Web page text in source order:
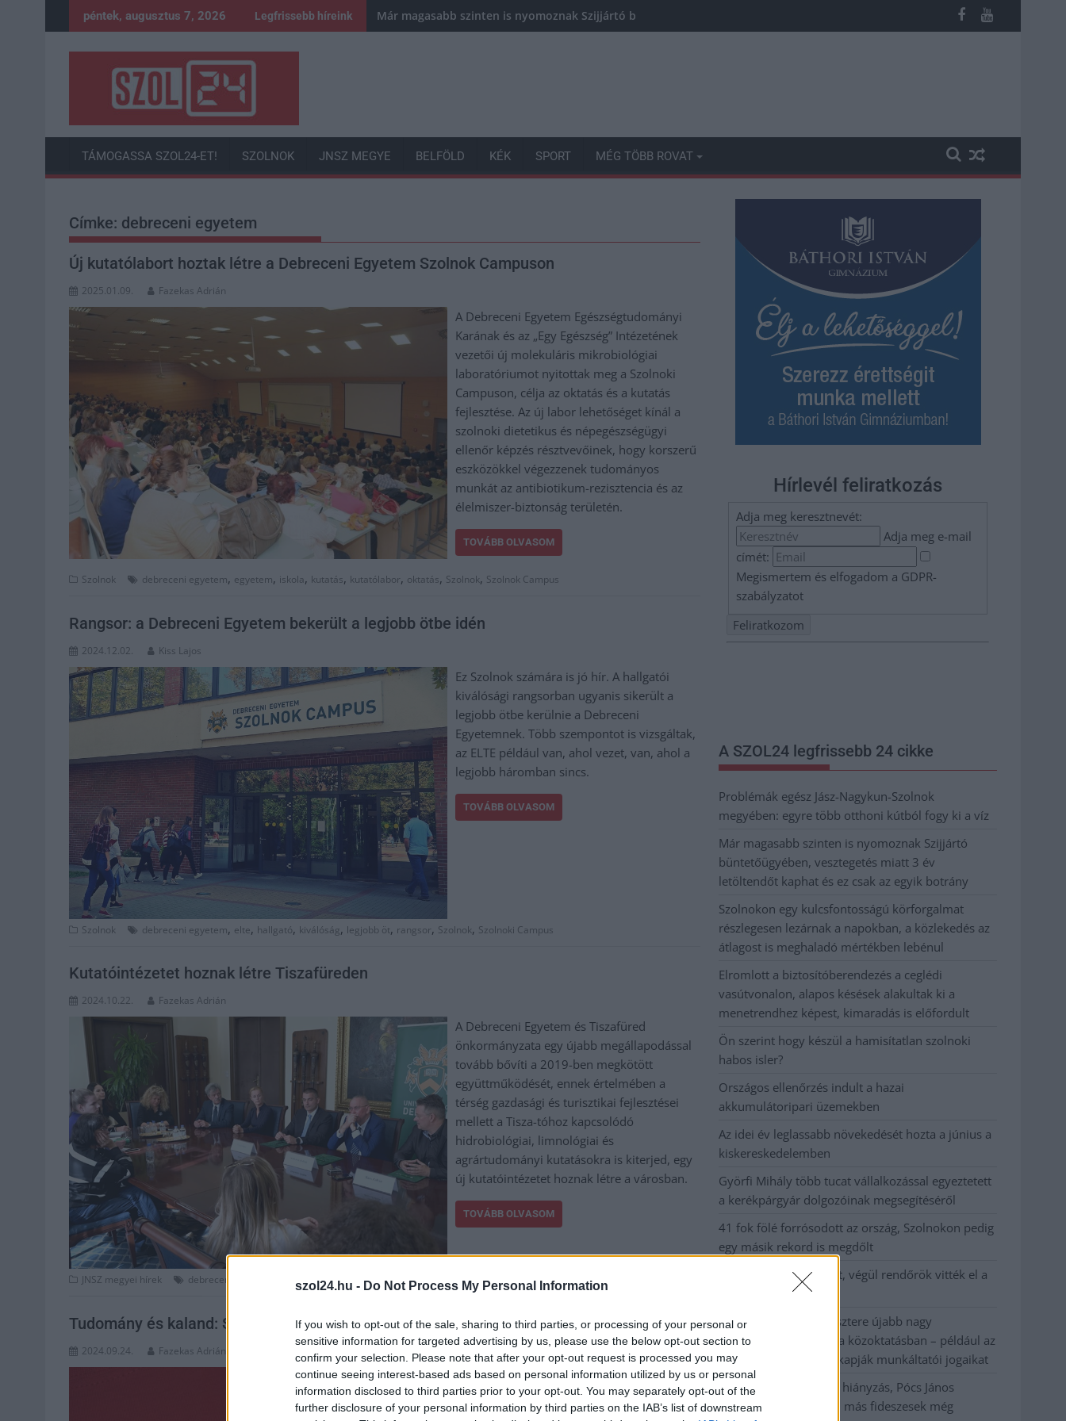
szol24.hu - Do Not Process My Personal Information
If you wish to opt-out of the sale, sharing to third parties, or processing of your personal or
sensitive information for targeted advertising by us, please use the below opt-out section to
confirm your selection. Please note that after your opt-out request is processed you may
continue seeing interest-based ads based on personal information utilized by us or personal
information disclosed to third parties prior to your opt-out. You may separately opt-out of the
further disclosure of your personal information by third parties on the IAB’s list of downstream
to
péntek, augusztus 7, 2026 Legfrissebb híreink Már magasabb szinten is nyomoznak Szijjártó büntetőügyében, vesztegetés miatt 3 év letöltendőt kaphat és ez csak az egyik
TÁMOGASSA SZOL24-ET! SZOLNOK JNSZ MEGYE BELFÖLD KÉK SPORT MÉG TÖBB ROVAT
Címke: debreceni egyetem
Új kutatólabort hoztak létre a Debreceni Egyetem Szolnok Campuson
2025.01.09. Fazekas Adrián
A Debreceni Egyetem Egészségtudományi
Karának és az „Egy Egészség” Intézetének
vezetői új molekuláris mikrobiológiai
laboratóriumot nyitottak meg a Szolnoki
Campuson, célja az oktatás és a kutatás
fejlesztése. Az új labor lehetőséget kínál a
szolnoki dietetikus és népegészségügyi
ellenőr képzés résztvevőinek, hogy korszerű
eszközökkel végezzenek tudományos
munkát az antibiotikum-rezisztencia és az
élelmiszer-biztonság területén.
TOVÁBB OLVASOM
Szolnok debreceni egyetem, egyetem, iskola, kutatás, kutatólabor, oktatás, Szolnok, Szolnok Campus
Rangsor: a Debreceni Egyetem bekerült a legjobb ötbe idén
2024.12.02. Kiss Lajos
Ez Szolnok számára is jó hír. A hallgatói
kiválósági rangsorban ugyanis sikerült a
legjobb ötbe kerülnie a Debreceni
Egyetemnek. Több szempontot is vizsgáltak,
az ELTE például van, ahol vezet, van, ahol a
legjobb háromban sincs.
TOVÁBB OLVASOM
Szolnok debreceni egyetem, elte, hallgató, kiválóság, legjobb öt, rangsor, Szolnok, Szolnoki Campus
Kutatóintézetet hoznak létre Tiszafüreden
2024.10.22. Fazekas Adrián
A Debreceni Egyetem és Tiszafüred
önkormányzata egy újabb megállapodással
tovább bővíti a 2019-ben megkötött
együttműködését, ennek értelmében a
térség gazdasági és turisztikai fejlesztései
mellett a Tisza-tóhoz kapcsolódó
hidrobiológiai, limnológiai és
agrártudományi kutatásokra is kiterjed, egy
új kutatóintézetet hoznak létre a városban.
TOVÁBB OLVASOM
JNSZ megyei hírek debreceni egyetem egyetem,kutatóintézet ,tisza-tó tiszafüred ujvári imre
Tudomány és kaland: Szolnokra is érkezik a Kutatók Éjszakája
2024.09.24. Fazekas Adrián
Országszerte érdekes programokkal, például
hadászati bemutatókkal,
szabadulószobákkal, drónszimulátorokkal
Hírlevél feliratkozás
Adja meg keresztnevét:
Adja meg e-mail
címét:
Megismertem és elfogadom a GDPR-
szabályzatot
A SZOL24 legfrissebb 24 cikke
Problémák egész Jász-Nagykun-Szolnok
megyében: egyre több otthoni kútból fogy ki a víz
Már magasabb szinten is nyomoznak Szijjártó
büntetőügyében, vesztegetés miatt 3 év
letöltendőt kaphat és ez csak az egyik botrány
Szolnokon egy kulcsfontosságú körforgalmat
részlegesen lezárnak a napokban, a közlekedés az
átlagost is meghaladó mértékben lebénul
Elromlott a biztosítóberendezés a ceglédi
vasútvonalon, alapos késések alakultak ki a
menetrendhez képest, kimaradás is előfordult
Ön szerint hogy készül a hamisítatlan szolnoki
habos isler?
Országos ellenőrzés indult a hazai
akkumulátoripari üzemekben
Az idei év leglassabb növekedését hozta a június a
kiskereskedelemben
Györfi Mihály több tucat vállalkozással egyeztetett
a kerékpárgyár dolgozóinak megsegítéséről
41 fok fölé forrósodott az ország, Szolnokon pedig
egy másik rekord is megdőlt
Egy telefonhívást akart, végül rendőrök vitték el a
mezőtúri férfit
A Tisza kormány minisztere újabb nagy
változásokról döntött a közoktatásban – például az
iskolaigazgatók visszakapják munkáltatói jogaikat
Sok volt az igazolatlan hiányzás, Pócs János
fizetéslevonást kapott, más fideszesek még